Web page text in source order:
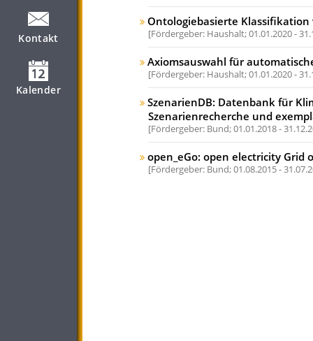
Kontakt
Kalender
Ontologiebasierte
Fördergeber: Haushalt;01.01.2020 -
Axiomsauswahl für
Fördergeber: Haushalt;01.01.2020 -
SzenarienDB: Datenbank für
Szenarienrecherche und
Fördergeber: Bund;01.01.2018 -
open_eGo: open electricity Grid
Fördergeber: Bund;01.08.2015 -